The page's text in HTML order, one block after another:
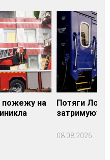
пожежу на
Потяги
08.08.2026